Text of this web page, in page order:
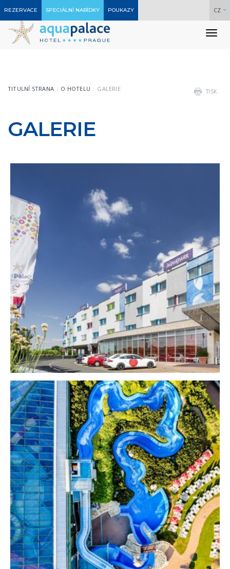
REZERVACE SPECIÁLNÍ NABÍDKY POUKAZY CZ
TISK
TITULNÍ STRANA O HOTELU GALERIE
GALERIE